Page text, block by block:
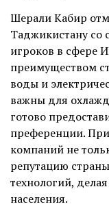
Шерали Кабир
Таджикистану со
игроков в сфере
преимуществом
воды и
важны для
готово
преференции.
компаний не
репутацию
технологий,
населения.